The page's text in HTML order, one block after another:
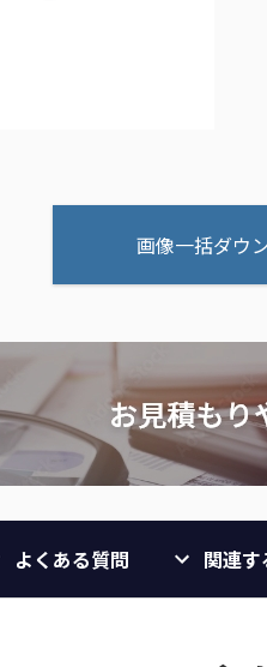
画像一括ダウ
よくある質問 関連す